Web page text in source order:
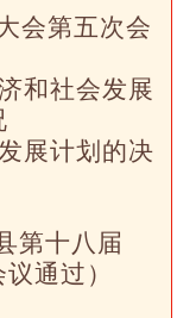
会第五次会
和社会发展
展计划的决
第十八届
通过）